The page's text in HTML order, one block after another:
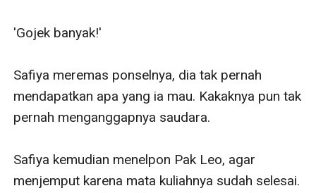
'Gojek banyak!'
Safiya meremas ponselnya, dia tak pernah
mendapatkan apa yang ia mau. Kakaknya pun tak
pernah menganggapnya saudara.
Safiya kemudian menelpon Pak Leo, agar
menjemput karena mata kuliahnya sudah selesai.